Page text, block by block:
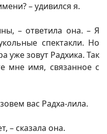
– удивился я.
– ответила она. – Я
спектакли. Но
уже зовут Радхика. Так
мне имя, связанное с
вас Радха-лила.
– сказала она.